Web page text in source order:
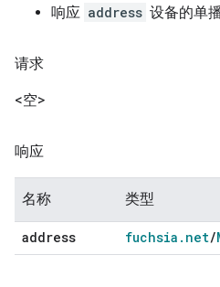
响应 address 设备的单
请求
<空>
响应
名称 类型
address fuchsia . net/